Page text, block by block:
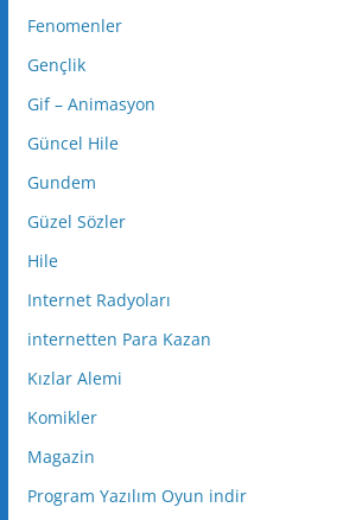
Fenomenler
Gençlik
Gif – Animasyon
Güncel Hile
Gundem
Güzel Sözler
Hile
Internet Radyoları
internetten Para Kazan
Kızlar Alemi
Komikler
Magazin
Program Yazılım Oyun indir